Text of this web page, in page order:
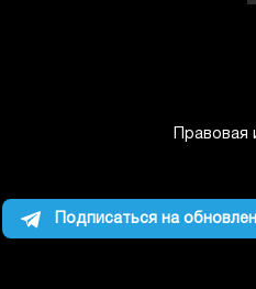
Подписаться на